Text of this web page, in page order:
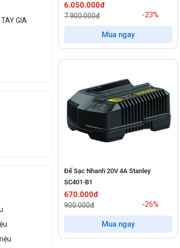
GIA
6.050.000đ
7.900.000đ -23%
Mua ngay
Đế Sạc Nhanh 20V 4A Stanley
SC401-B1
670.000đ
900.000đ -26%
Mua ngay